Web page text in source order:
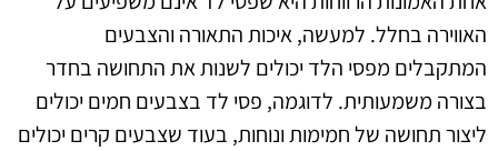
האווירה בחלל. למעשה, איכות התאורה והצבעים
המתקבלים מפסי הלד יכולים לשנות את התחושה בחדר
בצורה משמעותית. לדוגמה, פסי לד בצבעים חמים יכולים
ליצור תחושה של חמימות ונוחות, בעוד שצבעים קרים יכולים